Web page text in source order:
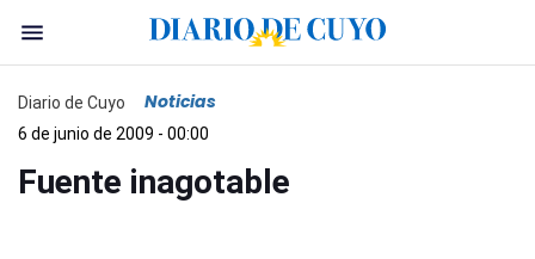
Diario de Cuyo Noticias
6 de junio de 2009 - 00:00
Fuente inagotable